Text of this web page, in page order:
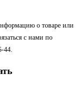
о товаре или
с нами по
44.